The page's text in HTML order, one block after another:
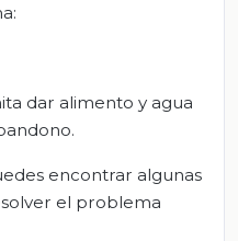
dar alimento y agua
encontrar algunas
el problema